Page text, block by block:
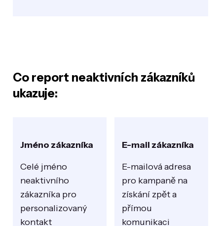
Co report neaktivních zákazníků
ukazuje:
Jméno zákazníka
Celé jméno
neaktivního
zákazníka pro
personalizovaný
kontakt
E-mail zákazníka
E-mailová adresa
pro kampaně na
získání zpět a
přímou
komunikaci